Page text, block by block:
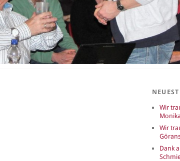
Wir
Wir
Dank